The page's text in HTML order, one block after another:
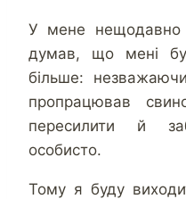
У мене нещодавно
думав, що мені
більше:
пропрацював
пересилити й
особисто.
Тому я буду